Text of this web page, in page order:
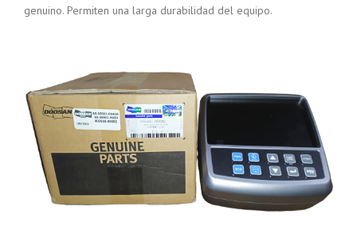
genuino. Permiten una larga durabilidad del equipo.